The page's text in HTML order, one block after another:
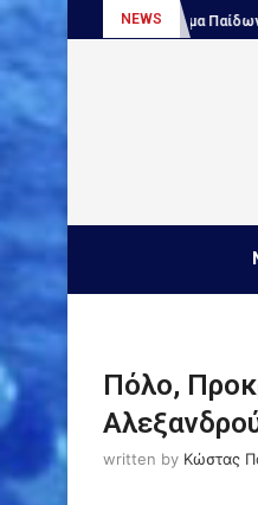
NEWS
Παίδων:...
Πόλο,
written by Κώστας